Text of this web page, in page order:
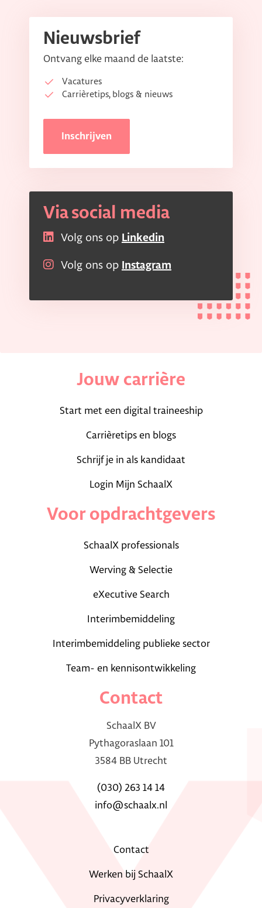
Nieuwsbrief
Ontvang elke maand de laatste:
Vacatures
Carrièretips, blogs & nieuws
Inschrijven
Via social media
Volg ons op Linkedin
Volg ons op Instagram
Jouw carrière
Start met een digital traineeship
Carrièretips en blogs
Schrijf je in als kandidaat
Login Mijn SchaalX
Voor opdrachtgevers
SchaalX professionals
Werving & Selectie
eXecutive Search
Interimbemiddeling
Interimbemiddeling publieke sector
Team- en kennisontwikkeling
Contact
SchaalX BV
Pythagoraslaan 101
3584 BB Utrecht
(030) 263 14 14
info@schaalx.nl
Contact
Werken bij SchaalX
Privacyverklaring